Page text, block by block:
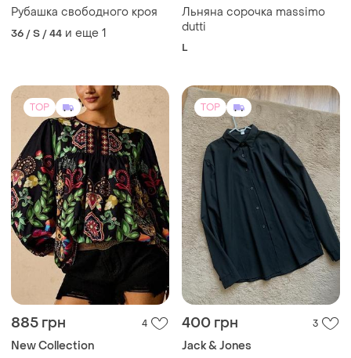
Рубашка свободного кроя
36 / S / 44 и еще 1
Льняна сорочка massimo
dutti
L
TOP
885 грн 4
New Collection
TOP
400 грн 3
Jack & Jones